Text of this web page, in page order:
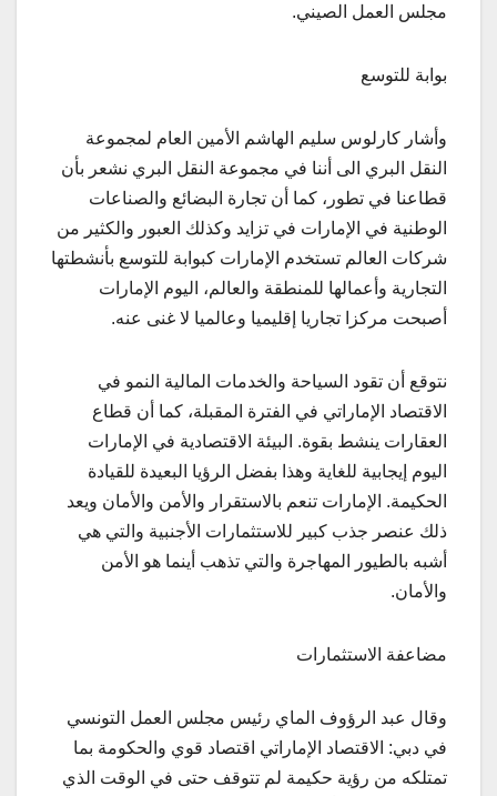
مجلس العمل الصيني.
بوابة للتوسع
وأشار كارلوس سليم الهاشم الأمين العام لمجموعة
النقل البري الى أننا في مجموعة النقل البري نشعر بأن
قطاعنا في تطور، كما أن تجارة البضائع والصناعات
الوطنية في الإمارات في تزايد وكذلك العبور والكثير من
شركات العالم تستخدم الإمارات كبوابة للتوسع بأنشطتها
التجارية وأعمالها للمنطقة والعالم، اليوم الإمارات
أصبحت مركزا تجاريا إقليميا وعالميا لا غنى عنه.
نتوقع أن تقود السياحة والخدمات المالية النمو في
الاقتصاد الإماراتي في الفترة المقبلة، كما أن قطاع
العقارات ينشط بقوة. البيئة الاقتصادية في الإمارات
اليوم إيجابية للغاية وهذا بفضل الرؤيا البعيدة للقيادة
الحكيمة. الإمارات تنعم بالاستقرار والأمن والأمان ويعد
ذلك عنصر جذب كبير للاستثمارات الأجنبية والتي هي
أشبه بالطيور المهاجرة والتي تذهب أينما هو الأمن
والأمان.
مضاعفة الاستثمارات
وقال عبد الرؤوف الماي رئيس مجلس العمل التونسي
في دبي: الاقتصاد الإماراتي اقتصاد قوي والحكومة بما
تمتلكه من رؤية حكيمة لم تتوقف حتى في الوقت الذي